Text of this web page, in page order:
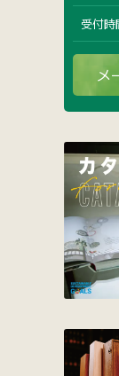
受付
メ